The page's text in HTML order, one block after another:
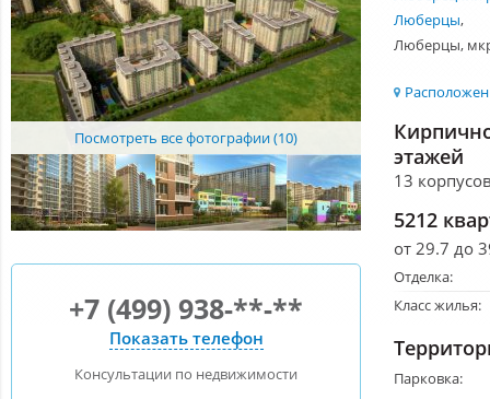
Посмотреть все фотографии (10)
+7 (499) 938-**-**
Показать телефон
Консультации по недвижимости
Люберцы,
Люберцы,
этажей
13
5212
от 29.7 до
Отделка:
Класс жилья:
Парковка: